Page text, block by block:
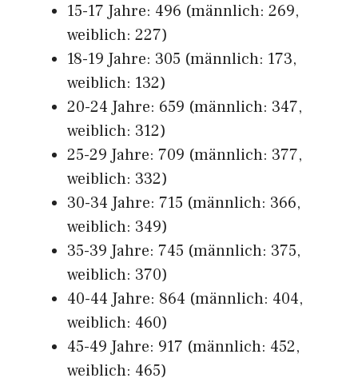
15-17 Jahre: 496 (männlich: 269,
weiblich: 227)
18-19 Jahre: 305 (männlich: 173,
weiblich: 132)
20-24 Jahre: 659 (männlich: 347,
weiblich: 312)
25-29 Jahre: 709 (männlich: 377,
weiblich: 332)
30-34 Jahre: 715 (männlich: 366,
weiblich: 349)
35-39 Jahre: 745 (männlich: 375,
weiblich: 370)
40-44 Jahre: 864 (männlich: 404,
weiblich: 460)
45-49 Jahre: 917 (männlich: 452,
weiblich: 465)